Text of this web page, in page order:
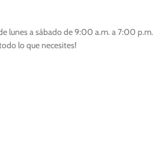
lunes a sábado de 9:00 a.m. a 7:00 p.m.
lo que necesites!